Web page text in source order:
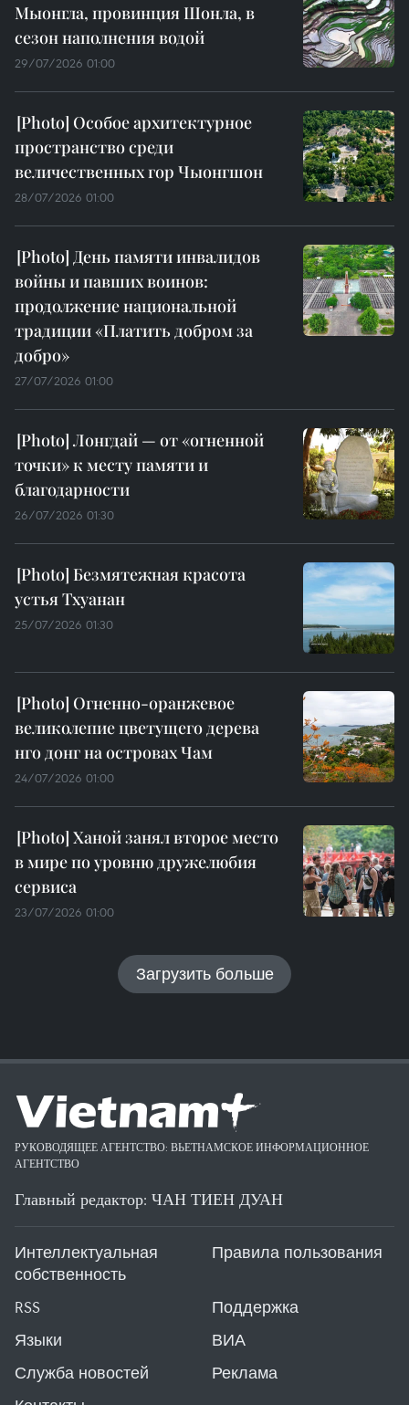
Мыонгла, провинция Шонла, в
сезон наполнения водой
29/07/2026 01:00
Особое архитектурное
пространство среди
величественных гор Чыонгшон
28/07/2026 01:00
День памяти инвалидов
войны и павших воинов:
продолжение национальной
традиции «Платить добром за
добро»
27/07/2026 01:00
Лонгдай — от «огненной
точки» к месту памяти и
благодарности
26/07/2026 01:30
Безмятежная красота
устья Тхуанан
25/07/2026 01:30
Огненно-оранжевое
великолепие цветущего дерева
нго донг на островах Чам
24/07/2026 01:00
Ханой занял второе место
в мире по уровню дружелюбия
сервиса
23/07/2026 01:00
Загрузить больше
РУКОВОДЯЩЕЕ АГЕНТСТВО: ВЬЕТНАМСКОЕ ИНФОРМАЦИОННОЕ
АГЕНТСТВО
Главный редактор: ЧАН ТИЕН ДУАН
Интеллектуальная
собственность
Правила пользования
RSS
Поддержка
Языки
ВИА
Служба новостей
Реклама